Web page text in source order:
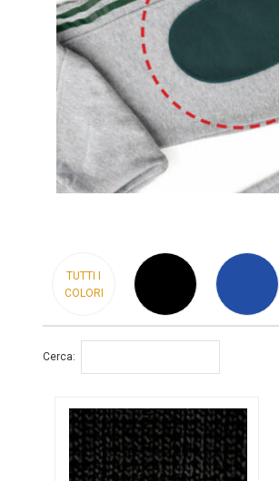
Open submenu (Utensili e Tools)
Utensili e Tools
TUTTI I
COLORI
Cerca: